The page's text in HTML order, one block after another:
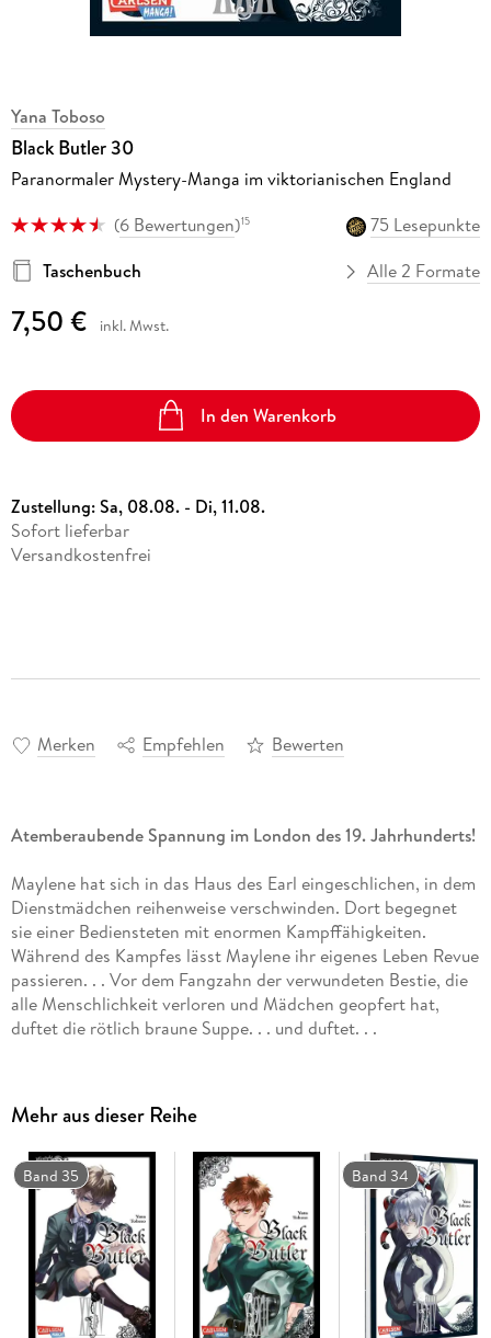
Yana Toboso
Black Butler 30
Paranormaler Mystery-Manga im viktorianischen England
(6 Bewertungen)15
75 Lesepunkte
Taschenbuch
Alle 2 Formate
7,50 € inkl. Mwst.
In den Warenkorb
Zustellung:Sa, 08.08. - Di, 11.08.
Sofort lieferbar
Versandkostenfrei
Merken Empfehlen Bewerten
Atemberaubende Spannung im London des 19. Jahrhunderts!
Maylene hat sich in das Haus des Earl eingeschlichen, in dem
Dienstmädchen reihenweise verschwinden. Dort begegnet
sie einer Bediensteten mit enormen Kampffähigkeiten.
Während des Kampfes lässt Maylene ihr eigenes Leben Revue
passieren. . . Vor dem Fangzahn der verwundeten Bestie, die
alle Menschlichkeit verloren und Mädchen geopfert hat,
duftet die rötlich braune Suppe. . . und duftet. . .
Afternoon Tea nicht fehlen darf.
Weitere Informationen:
- empfohlen ab 14 Jahren
- Artbook und Character Guide zum Manga
- Anime auf Netflix
- Anime-DVD/Blu-ray von KAZÉ Anime
- Kinofilm
- Live-Action-Film
Mehr aus dieser Reihe
Band 35 Band 34